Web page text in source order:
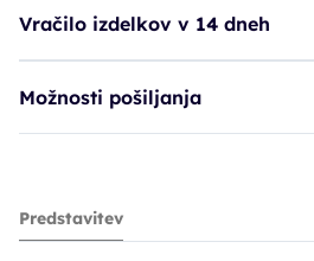
Vračilo izdelkov v 14 dneh
Možnosti pošiljanja
etui SIB umivalnik - odložišče
20,90€
Predstavitev